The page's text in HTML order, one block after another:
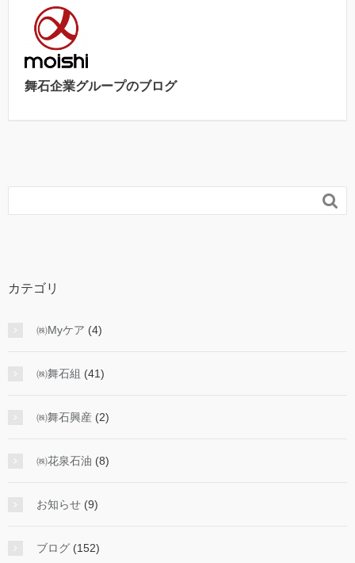
舞石企業グループのブログ

カテゴリ
㈱Myケア (4)
㈱舞石組 (41)
㈱舞石興産 (2)
㈱花泉石油 (8)
お知らせ (9)
ブログ (152)